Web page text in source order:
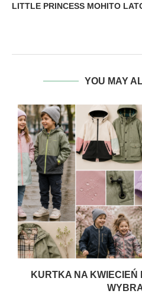
LITTLE PRINCESS MOHITO
YOU MAY
KURTKA NA